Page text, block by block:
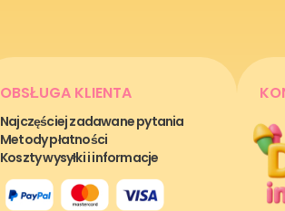
OBSŁUGA KLIENTA
Najczęściej zadawane pytania
Metody płatności
Koszty wysyłki i informacje